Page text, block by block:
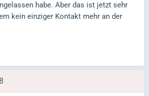
habe. Aber das ist jetzt sehr
kein einziger Kontakt mehr an der